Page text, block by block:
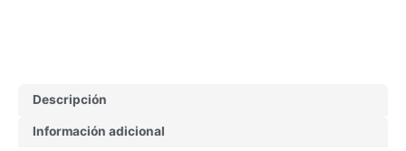
Descripción
Información adicional